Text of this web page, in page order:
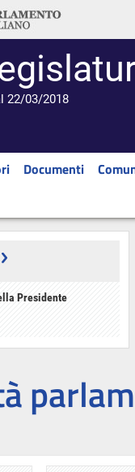
22/03/2018
Documenti
Presidente